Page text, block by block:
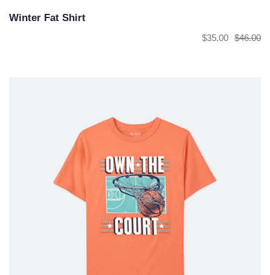
Winter Fat Shirt
$46.00
$35.00